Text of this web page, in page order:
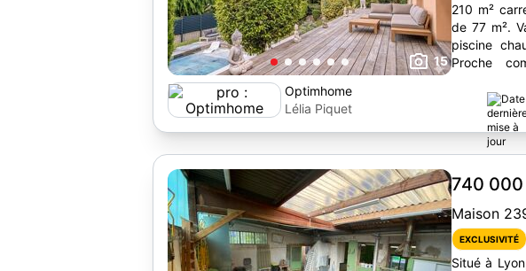
15
210 m²
de 77 m².
piscine
Proche
Optimhome
Lélia Piquet
740 000
Maison
EXCLUSIVITÉ
Situé à